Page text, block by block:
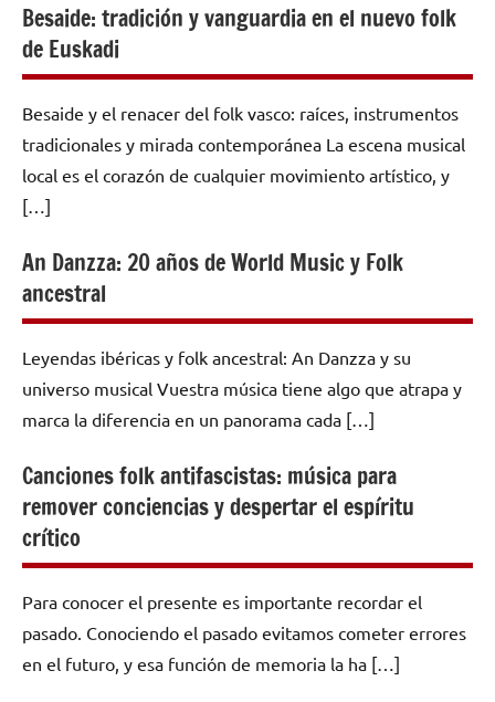
Besaide: tradición y vanguardia en el nuevo folk
de Euskadi
Besaide y el renacer del folk vasco: raíces, instrumentos
tradicionales y mirada contemporánea La escena musical
local es el corazón de cualquier movimiento artístico, y
[…]
An Danzza: 20 años de World Music y Folk
ancestral
Leyendas ibéricas y folk ancestral: An Danzza y su
universo musical Vuestra música tiene algo que atrapa y
marca la diferencia en un panorama cada […]
Canciones folk antifascistas: música para
remover conciencias y despertar el espíritu
crítico
Para conocer el presente es importante recordar el
pasado. Conociendo el pasado evitamos cometer errores
en el futuro, y esa función de memoria la ha […]